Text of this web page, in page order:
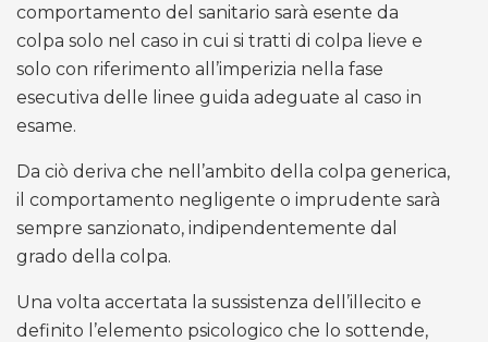
comportamento del sanitario sarà esente da
colpa solo nel caso in cui si tratti di colpa lieve e
solo con riferimento all’imperizia nella fase
esecutiva delle linee guida adeguate al caso in
esame.
Da ciò deriva che nell’ambito della colpa generica,
il comportamento negligente o imprudente sarà
sempre sanzionato, indipendentemente dal
grado della colpa.
Una volta accertata la sussistenza dell’illecito e
definito l’elemento psicologico che lo sottende,